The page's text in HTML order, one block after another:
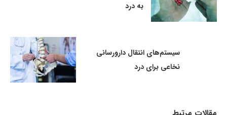
به درد
سیستم‌های انتقال دارورسانی
نخاعی برای درد